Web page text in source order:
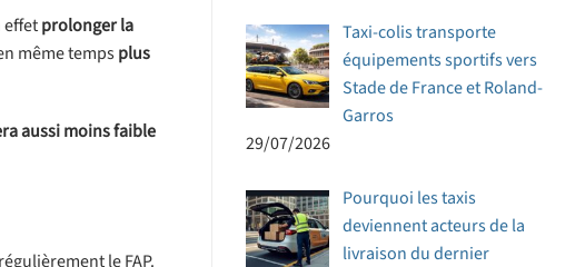
effetprolonger la
même tempsplus
aussi moins faible
le FAP.
Taxi-colis transporte
équipements sportifs vers
Stade de France et Roland-
Garros
29/07/2026
Pourquoi les taxis
deviennent acteurs de la
livraison du dernier